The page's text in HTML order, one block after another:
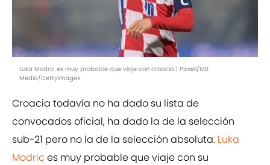
Luka Modric es muy probable que viaje con croacia | Pixsell/MB
Media/GettyImages
Croacia todavía no ha dado su lista de
convocados oficial, ha dado la de la selección
sub-21 pero no la de la selección absoluta. Luka
Modric es muy probable que viaje con su